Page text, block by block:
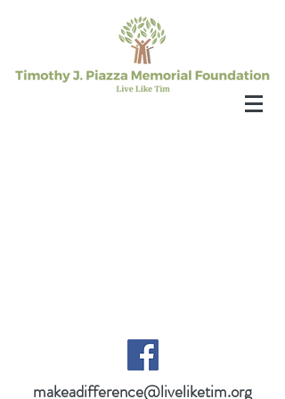
makeadifference@liveliketim.org